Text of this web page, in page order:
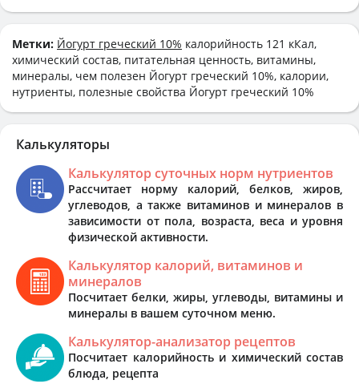
Метки: Йогурт греческий 10% калорийность 121 кКал,
химический состав, питательная ценность, витамины,
минералы, чем полезен Йогурт греческий 10%, калории,
нутриенты, полезные свойства Йогурт греческий 10%
Калькуляторы
Калькулятор суточных норм нутриентов
Рассчитает норму калорий, белков, жиров,
углеводов, а также витаминов и минералов в
зависимости от пола, возраста, веса и уровня
физической активности.
Калькулятор калорий, витаминов и
минералов
Посчитает белки, жиры, углеводы, витамины и
минералы в вашем суточном меню.
Калькулятор-анализатор рецептов
Посчитает калорийность и химический состав
блюда, рецепта